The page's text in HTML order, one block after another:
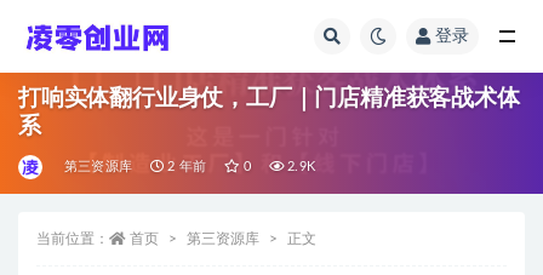
登录
打响实体翻行业身仗，​工厂｜门店精准获客战术体
系
第三资源库 2 年前 0 2.9K
当前位置： 首页 第三资源库 正文